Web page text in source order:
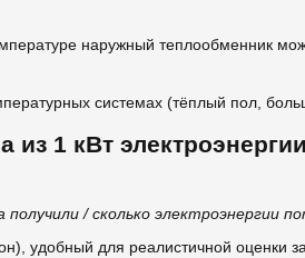
наружный теплообменник
системах (тёплый пол,
из 1 кВт
получили / сколько электроэнергии
удобный для реалистичной оценки